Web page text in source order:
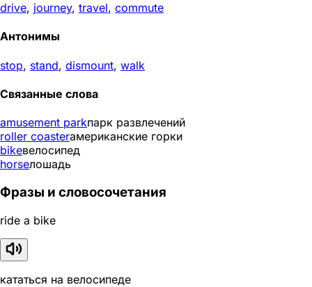
drive, journey, travel, commute
Антонимы
stop, stand, dismount, walk
Связанные слова
amusement parkпарк развлечений
roller coasterамериканские горки
bikeвелосипед
horseлошадь
Фразы и словосочетания
ride a bike
кататься на велосипеде